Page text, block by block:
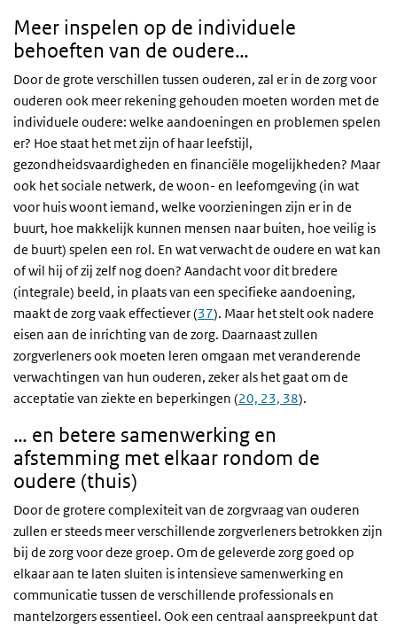
ook zien dat de groei toeneemt naarmate de leeftijd hoger
wordt. De gemiddelde jaarlijkse groei van SEH-bezoeken
van mensen tussen de 70 en de 74 ligt tussen nu en 2040
rond de 1,5 procent. Voor mensen ouder dan 90 is dit iets
meer dan 4,5 procent. Steeds meer ouderen zullen een
beroep doen op acute zorg, zowel voor ziekte als voor
letsel opgelopen door bijvoorbeeld vallen. De verwachte
groei zal mogelijk worden versterkt door dat ouderen
langer thuis zullen blijven wonen.
Meer inspelen op de individuele
behoeften van de oudere…
Door de grote verschillen tussen ouderen, zal er in de zorg voor
ouderen ook meer rekening gehouden moeten worden met de
individuele oudere: welke aandoeningen en problemen spelen
er? Hoe staat het met zijn of haar leefstijl,
gezondheidsvaardigheden en financiële mogelijkheden? Maar
ook het sociale netwerk, de woon- en leefomgeving (in wat
voor huis woont iemand, welke voorzieningen zijn er in de
buurt, hoe makkelijk kunnen mensen naar buiten, hoe veilig is
de buurt) spelen een rol. En wat verwacht de oudere en wat kan
of wil hij of zij zelf nog doen? Aandacht voor dit bredere
(integrale) beeld, in plaats van een specifieke aandoening,
maakt de zorg vaak effectiever (37). Maar het stelt ook nadere
eisen aan de inrichting van de zorg. Daarnaast zullen
zorgverleners ook moeten leren omgaan met veranderende
verwachtingen van hun ouderen, zeker als het gaat om de
acceptatie van ziekte en beperkingen (20, 23, 38).
… en betere samenwerking en
afstemming met elkaar rondom de
oudere (thuis)
Door de grotere complexiteit van de zorgvraag van ouderen
zullen er steeds meer verschillende zorgverleners betrokken zijn
bij de zorg voor deze groep. Om de geleverde zorg goed op
elkaar aan te laten sluiten is intensieve samenwerking en
communicatie tussen de verschillende professionals en
mantelzorgers essentieel. Ook een centraal aanspreekpunt dat